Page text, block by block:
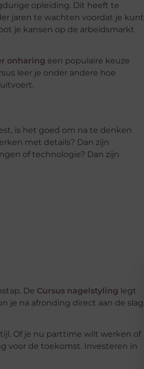
opleiding. Dit heeft te
jaren te wachten voordat je kunt
je kansen op de arbeidsmarkt
onharing een populaire keuze
leer je onder andere hoe
is het goed om na te denken
met details? Dan zijn
of technologie? Dan zijn
De Cursus nagelstyling legt
je na afronding direct aan de slag
Of je nu parttime wilt werken of
voor de toekomst. Investeren in